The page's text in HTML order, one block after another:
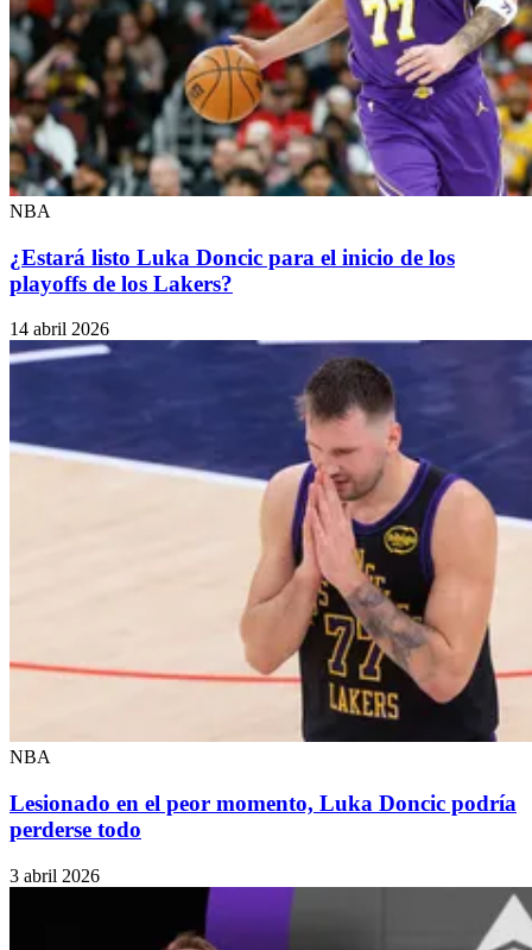
NBA
¿Estará listo Luka Doncic para el inicio de los
playoffs de los Lakers?
14 abril 2026
NBA
Lesionado en el peor momento, Luka Doncic podría
perderse todo
3 abril 2026